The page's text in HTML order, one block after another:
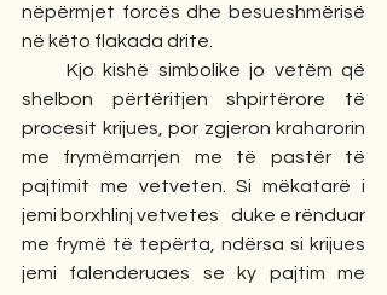
nëpërmjet forcës dhe besueshmërisë
në këto flakada drite.
shelbon përtëritjen shpirtërore të
procesit krijues, por zgjeron kraharorin
me frymëmarrjen me të pastër të
pajtimit me vetveten. Si mëkatarë i
jemi borxhlinj vetvetes   duke e rënduar
me frymë të tepërta, ndërsa si krijues
jemi falenderuaes se ky pajtim me